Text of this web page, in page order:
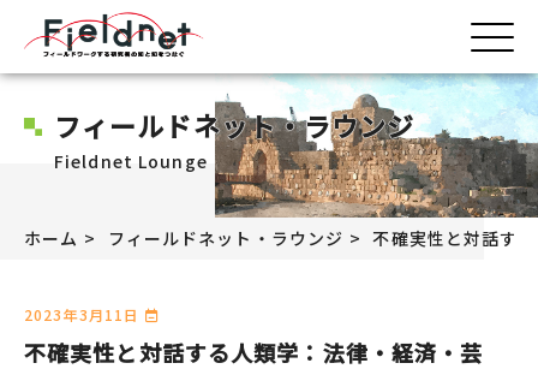
フィールドネット・ラウンジ
Fieldnet Lounge
ホーム フィールドネット・ラウンジ 不確実性と対話す
2023年3月11日
不確実性と対話する人類学：法律・経済・芸